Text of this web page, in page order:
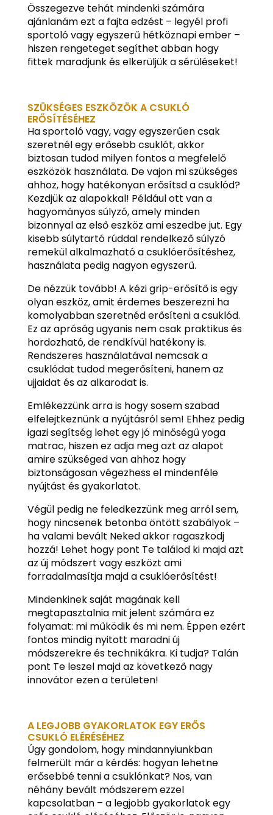
Összegezve tehát mindenki számára
ajánlanám ezt a fajta edzést – legyél profi
sportoló vagy egyszerű hétköznapi ember –
hiszen rengeteget segíthet abban hogy
fittek maradjunk és elkerüljük a sérüléseket!
SZÜKSÉGES ESZKÖZÖK A CSUKLÓ
ERŐSÍTÉSÉHEZ
Ha sportoló vagy, vagy egyszerűen csak
szeretnél egy erősebb csuklót, akkor
biztosan tudod milyen fontos a megfelelő
eszközök használata. De vajon mi szükséges
ahhoz, hogy hatékonyan erősítsd a csuklód?
Kezdjük az alapokkal! Például ott van a
hagyományos súlyzó, amely minden
bizonnyal az első eszköz ami eszedbe jut. Egy
kisebb súlytartó rúddal rendelkező súlyzó
remekül alkalmazható a csuklóerősítéshez,
használata pedig nagyon egyszerű.
De nézzük tovább! A kézi grip-erősítő is egy
olyan eszköz, amit érdemes beszerezni ha
komolyabban szeretnéd erősíteni a csuklód.
Ez az apróság ugyanis nem csak praktikus és
hordozható, de rendkívül hatékony is.
Rendszeres használatával nemcsak a
csuklódat tudod megerősíteni, hanem az
ujjaidat és az alkarodat is.
Emlékezzünk arra is hogy sosem szabad
elfelejtkeznünk a nyújtásról sem! Ehhez pedig
igazi segítség lehet egy jó minőségű yoga
matrac, hiszen ez adja meg azt az alapot
amire szükséged van ahhoz hogy
biztonságosan végezhess el mindenféle
nyújtást és gyakorlatot.
Végül pedig ne feledkezzünk meg arról sem,
hogy nincsenek betonba öntött szabályok –
ha valami bevált Neked akkor ragaszkodj
hozzá! Lehet hogy pont Te találod ki majd azt
az új módszert vagy eszközt ami
forradalmasítja majd a csuklóerősítést!
Mindenkinek saját magának kell
megtapasztalnia mit jelent számára ez
folyamat: mi működik és mi nem. Éppen ezért
fontos mindig nyitott maradni új
módszerekre és technikákra. Ki tudja? Talán
pont Te leszel majd az következő nagy
innovátor ezen a területen!
A LEGJOBB GYAKORLATOK EGY ERŐS
CSUKLÓ ELÉRÉSÉHEZ
Úgy gondolom, hogy mindannyiunkban
felmerült már a kérdés: hogyan lehetne
erősebbé tenni a csuklónkat? Nos, van
néhány bevált módszerem ezzel
kapcsolatban – a legjobb gyakorlatok egy